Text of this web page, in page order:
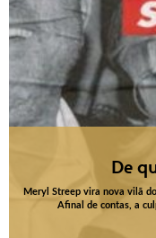
De
Meryl Streep vira nova vilã
Afinal de contas, a